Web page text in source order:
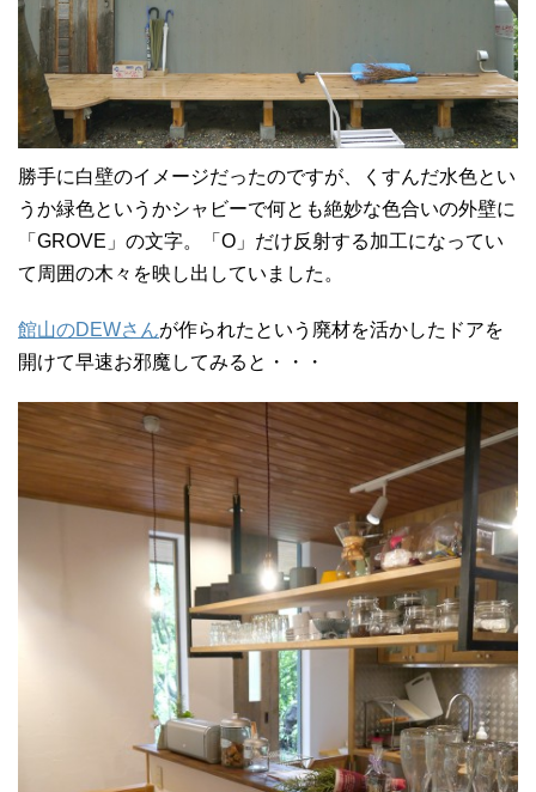
勝手に白壁のイメージだったのですが、くすんだ水色とい
うか緑色というかシャビーで何とも絶妙な色合いの外壁に
「GROVE」の文字。「O」だけ反射する加工になってい
て周囲の木々を映し出していました。
館山のDEWさんが作られたという廃材を活かしたドアを
開けて早速お邪魔してみると・・・